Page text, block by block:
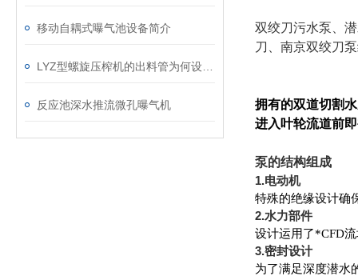
移动自耦式曝气池设备简介
反应池深水推流微孔曝气机
双绞刀污水泵、
刀、南京双绞刀
拥有的双道切割
进入叶轮流道前
泵的结构组成
1.电动机
特殊的绝缘设计确
2.水力部件
设计运用了*CFD
3.密封设计
为了满足深度潜水